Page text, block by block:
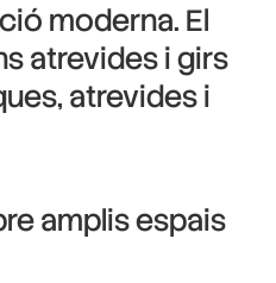
moderna. El
atrevides i girs
atrevides i
amplis espais